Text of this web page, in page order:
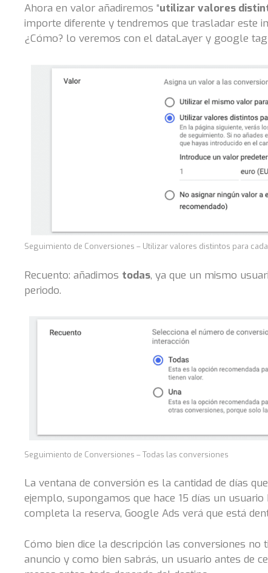
Ahora en valor añadiremos “utilizar valores
importe diferente y tendremos que trasladar este
¿Cómo? lo veremos con el dataLayer y google
Seguimiento de Conversiones – Utilizar valores distintos para
Recuento: añadimos todas, ya que un mismo
periodo.
Seguimiento de Conversiones – Todas las conversiones
La ventana de conversión es la cantidad de días
ejemplo, supongamos que hace 15 días un
completa la reserva, Google Ads verá que está
Cómo bien dice la descripción las conversiones
anuncio y como bien sabrás, un usuario antes de